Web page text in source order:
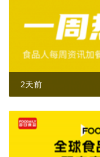
2天前